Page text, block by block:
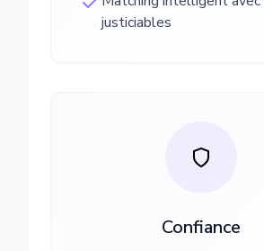
justiciables
Confiance